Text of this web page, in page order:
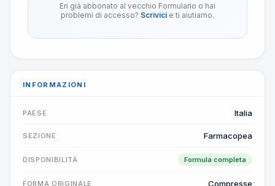
Eri già abbonato al vecchio Formulario o hai
problemi di accesso? Scrivici e ti aiutiamo.
INFORMAZIONI
PAESE Italia
SEZIONE Farmacopea
DISPONIBILITÀ Formula completa
FORMA ORIGINALE Compresse